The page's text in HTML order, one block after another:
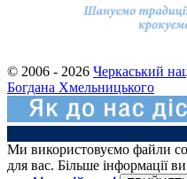
© 2006 - 2026 Черкаський
Богдана Хмельницького
Ми використовуємо файли
для вас. Більше інформації